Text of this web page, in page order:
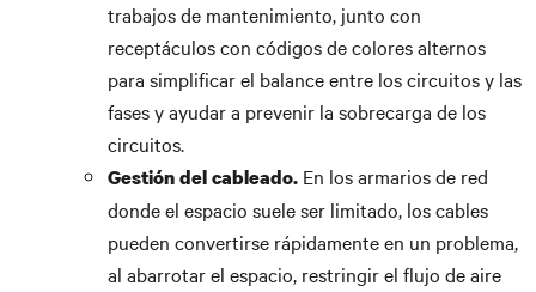
trabajos de mantenimiento, junto con
receptáculos con códigos de colores alternos
para simplificar el balance entre los circuitos y las
fases y ayudar a prevenir la sobrecarga de los
circuitos.
Gestión del cableado. En los armarios de red
donde el espacio suele ser limitado, los cables
pueden convertirse rápidamente en un problema,
al abarrotar el espacio, restringir el flujo de aire